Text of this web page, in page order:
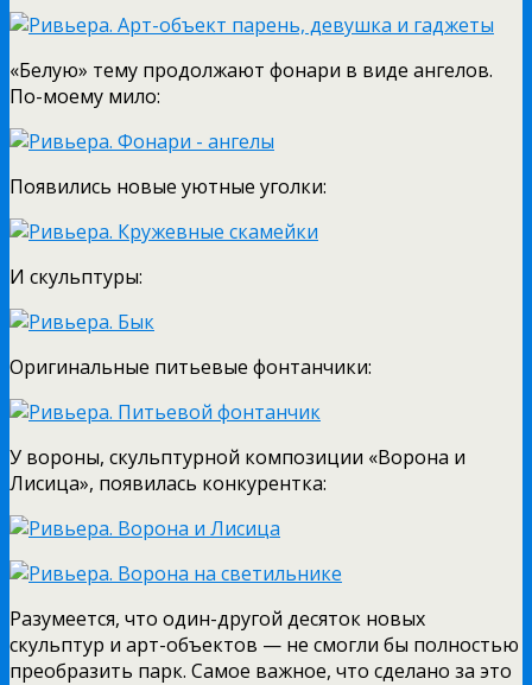
«Белую» тему продолжают фонари в виде ангелов.
По-моему мило:
Появились новые уютные уголки:
И скульптуры:
Оригинальные питьевые фонтанчики:
У вороны, скульптурной композиции «Ворона и
Лисица», появилась конкурентка:
Разумеется, что один-другой десяток новых
скульптур и арт-объектов — не смогли бы полностью
преобразить парк. Самое важное, что сделано за это